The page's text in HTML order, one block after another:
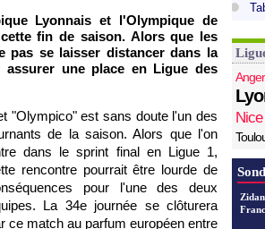
Lyonnais et l'Olympique de
fin de saison. Alors que les
pas se laisser distancer dans la
une place en Ligue des
"Olympico" est sans doute l'un des
de la saison. Alors que l'on
dans le sprint final en Ligue 1,
rencontre pourrait être lourde de
pour l'une des deux
La 34e journée se clôturera
ce match au parfum européen entre
Nice